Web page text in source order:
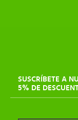
SUSCRÍBETE A
5% DE